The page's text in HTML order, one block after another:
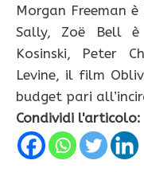
Morgan Freeman
Sally, Zoë Bell
Kosinski, Peter
Levine, il film
budget pari
Condividi l'articolo: